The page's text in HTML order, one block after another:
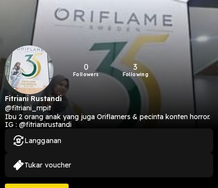
0
Followers
3
Following
Fitriani Rustandi
@fitriani_mpit
Ibu 2 orang anak yang juga Oriflamers & pecinta konten horror.
IG : @fitrianirustandi
Langganan
Tukar voucher